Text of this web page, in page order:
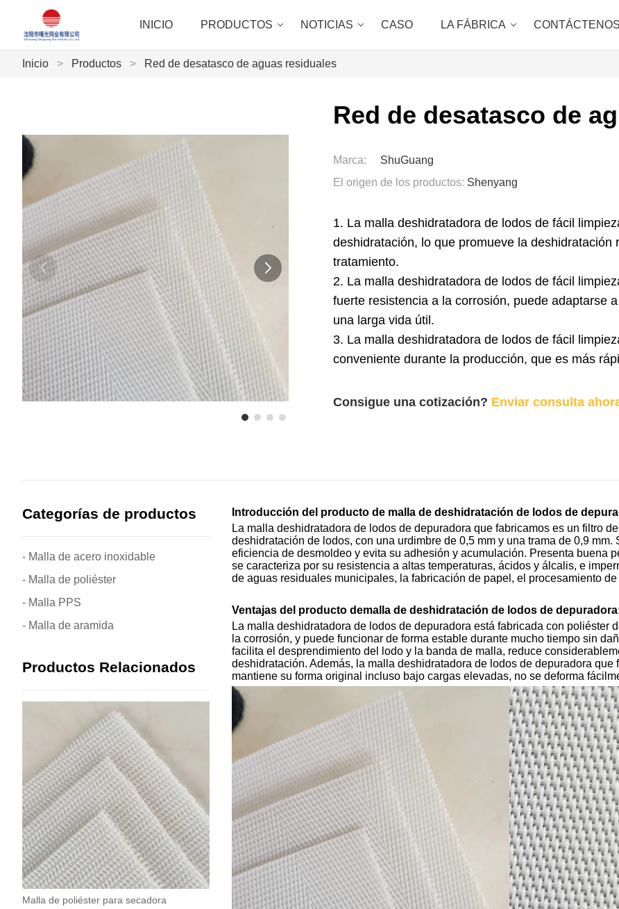
INICIO PRODUCTOS NOTICIAS CASO LA FÁBRICA CONTÁCTENOS
Inicio > Productos > Red de desatasco de aguas residuales
Red de desatasco de
Marca:
ShuGuang
El origen de los productos: Shenyang
1. La malla deshidratadora de lodos de fácil
deshidratación, lo que promueve la deshidratación
tratamiento.
2. La malla deshidratadora de lodos de fácil
fuerte resistencia a la corrosión, puede adaptarse
una larga vida útil.
3. La malla deshidratadora de lodos de fácil
conveniente durante la producción, que es más
Consigue una cotización? Enviar consulta
Categorías de productos
- Malla de acero inoxidable
- Malla de poliéster
- Malla PPS
- Malla de aramida
Productos Relacionados
Malla de poliéster para secadora
Introducción del producto de malla de deshidratación de lodos de
La malla deshidratadora de lodos de depuradora que fabricamos es un filtro
deshidratación de lodos, con una urdimbre de 0,5 mm y una trama de 0,9
eficiencia de desmoldeo y evita su adhesión y acumulación. Presenta buena
se caracteriza por su resistencia a altas temperaturas, ácidos y álcalis, e
de aguas residuales municipales, la fabricación de papel, el procesamiento
Ventajas del producto demalla de deshidratación de lodos de depuradora
La malla deshidratadora de lodos de depuradora está fabricada con
la corrosión, y puede funcionar de forma estable durante mucho tiempo sin
facilita el desprendimiento del lodo y la banda de malla, reduce
deshidratación. Además, la malla deshidratadora de lodos de depuradora
mantiene su forma original incluso bajo cargas elevadas, no se deforma